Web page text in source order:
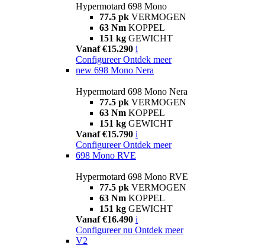
Hypermotard 698 Mono
77.5 pk VERMOGEN
63 Nm KOPPEL
151 kg GEWICHT
Vanaf €15.290 i
Configureer Ontdek meer
new 698 Mono Nera
Hypermotard 698 Mono Nera
77.5 pk VERMOGEN
63 Nm KOPPEL
151 kg GEWICHT
Vanaf €15.790 i
Configureer Ontdek meer
698 Mono RVE
Hypermotard 698 Mono RVE
77.5 pk VERMOGEN
63 Nm KOPPEL
151 kg GEWICHT
Vanaf €16.490 i
Configureer nu Ontdek meer
V2